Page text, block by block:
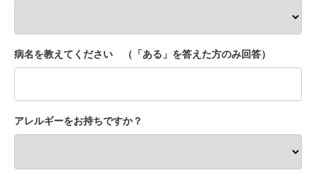
病名を教えてください （「ある」を答えた方のみ回答）
アレルギーをお持ちですか？